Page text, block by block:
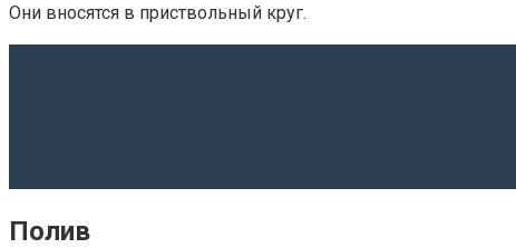
Они вносятся в приствольный круг.
Полив